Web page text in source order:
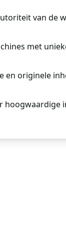
van de
met
en originele
hoogwaardige